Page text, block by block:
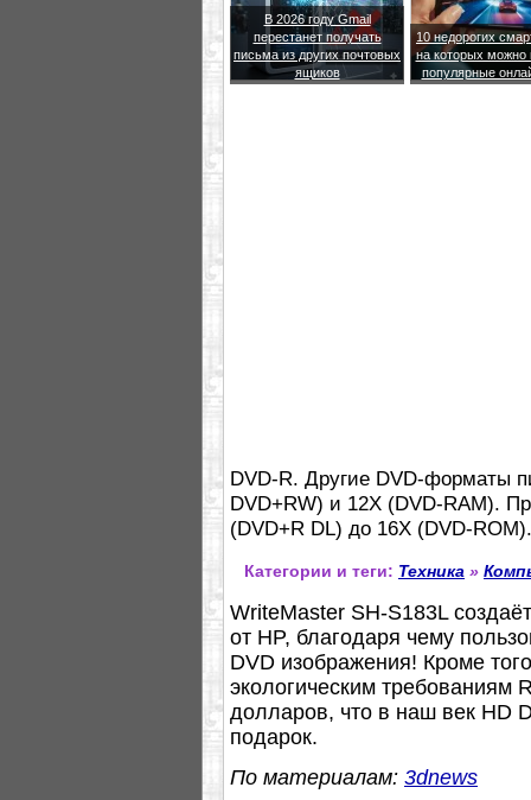
В 2026 году Gmail
перестанет получать
письма из других почтовых
ящиков
10 недорогих
на которых можно
популярные
DVD-R. Другие DVD-форматы
DVD+RW) и 12X (DVD-RAM).
(DVD+R DL) до 16X (DVD-ROM).
Категории и теги: Техника »
WriteMaster SH-S183L
от HP, благодаря чему
DVD изображения! Кроме
экологическим требованиям
долларов, что в наш век HD
подарок.
По материалам: 3dnews